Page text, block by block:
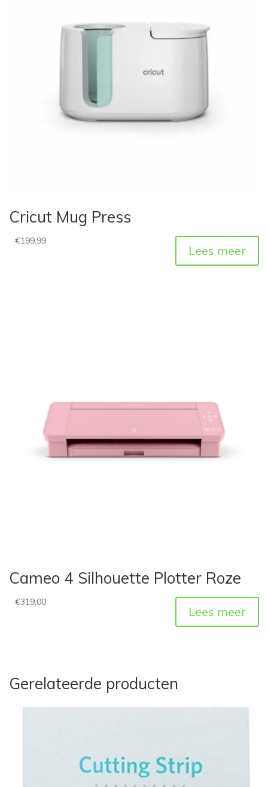
Cricut Mug Press
€199,99
Lees meer
Cameo 4 Silhouette Plotter Roze
€319,00
Lees meer
Gerelateerde producten